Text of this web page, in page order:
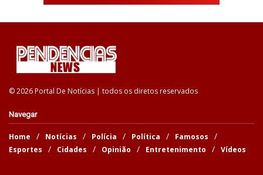
© 2026 Portal De Notícias | todos os diretos reservados
Navegar
Home Notícias Polícia Política
Famosos
Esportes
Cidades Opinião Entretenimento Vídeos